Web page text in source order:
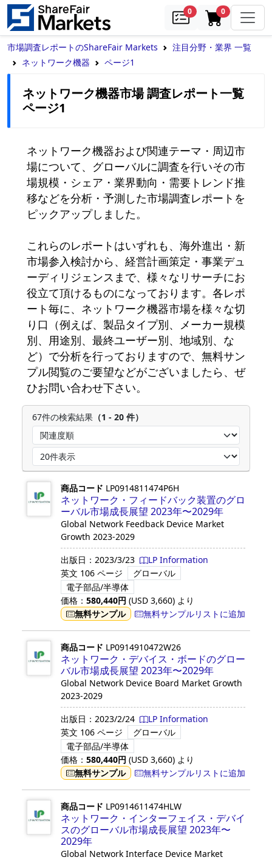
0samples0in cart
市場調査レポートのShareFair Markets
注目分野・業界 一覧
ネットワーク機器
ページ1
ネットワーク機器市場 調査レポート一覧
ページ1
ネットワーク機器および関連テーマ・周辺市
場について、グローバルに調査を行いその市
場規模・シェア・業界動向・需要トレンド推
移などを分析・予測した市場調査レポートを
ピックアップしました。
これらのレポートはいずれも、海外進出・新
市場参入検討から、経営計画策定・事業デュ
ーディリジェンスまで、様々なリサーチにお
役立て頂けるものになっております。各レポ
ート毎に、ネットワーク機器市場を様々な切
り口（例えば、製品タイプ別、メーカー規模
別、用途別、最終ユーザー別、地域別、な
ど）で分析を行っておりますので、無料サン
プル閲覧のご要望などがございましたら、ぜ
ひお問い合わせ下さい。
67件の検索結果 （1 - 20 件）
商品コード LP0914811474P6H
ネットワーク・フィードバック装置のグロ
ーバル市場成長展望 2023年〜2029年
Global Network Feedback Device Market
Growth 2023-2029
出版日： 2023/3/23
LP Information
英文 106 ページ
グローバル
電子部品/半導体
価格： 580,440円 (USD 3,660) より
無料サンプル
無料サンプルリストに追加
商品コード LP0914910472W26
ネットワーク・デバイス・ボードのグロー
バル市場成長展望 2023年〜2029年
Global Network Device Board Market Growth
2023-2029
出版日： 2023/2/24
LP Information
英文 106 ページ
グローバル
電子部品/半導体
価格： 580,440円 (USD 3,660) より
無料サンプル
無料サンプルリストに追加
商品コード LP0914611474HLW
ネットワーク・インターフェイス・デバイ
スのグローバル市場成長展望 2023年〜
2029年
Global Network Interface Device Market